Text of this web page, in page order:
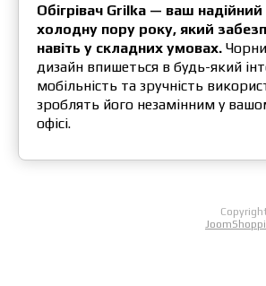
Обігрівач Grilka — ваш надійний
холодну пору року, який
навіть у складних умовах.
дизайн впишеться в будь-який
мобільність та зручність
зроблять його незамінним у
офісі.